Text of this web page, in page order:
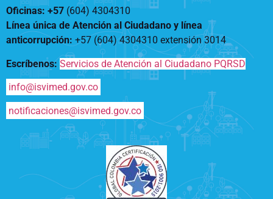
Oficinas: +57 (604) 4304310
Línea única de Atención al Ciudadano y línea
anticorrupción: +57 (604) 4304310 extensión3014
Escríbenos: Servicios de Atención al Ciudadano PQRSD
info@isvimed.gov.co
notificaciones@isvimed.gov.co